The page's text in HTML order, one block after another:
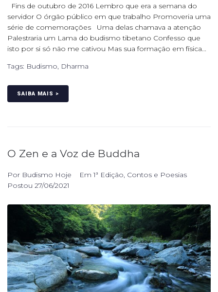
Fins de outubro de 2016 Lembro que era a semana do
servidor O órgão público em que trabalho Promoveria uma
série de comemorações Uma delas chamava a atenção
Palestraria um Lama do budismo tibetano Confesso que
isto por si só não me cativou Mas sua formação em física...
Tags: Budismo, Dharma
SAIBA MAIS >
O Zen e a Voz de Buddha
Por Budismo Hoje Em1ª Edição, Contos e Poesias
Postou 27/06/2021